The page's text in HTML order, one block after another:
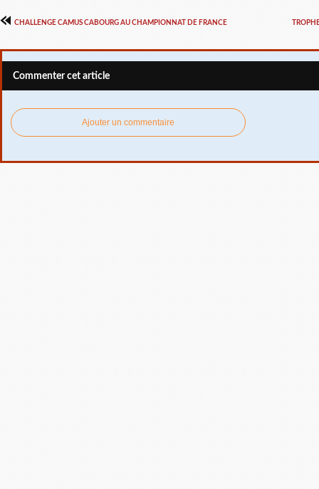
CHALLENGE CAMUS CABOURG AU CHAMPIONNAT DE FRANCE
Commenter cet article
Ajouter un commentaire